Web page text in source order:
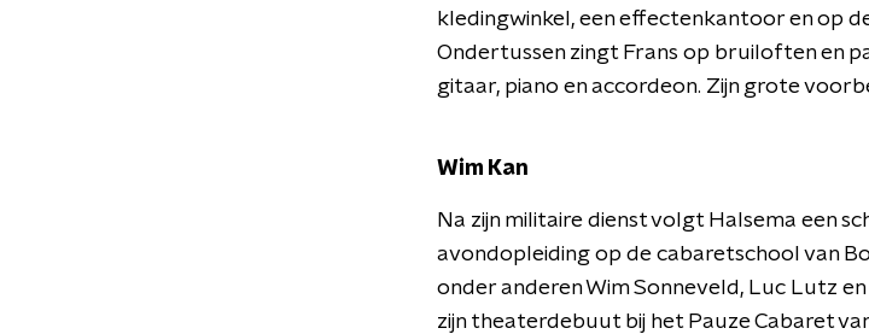
kledingwinkel, een effectenkantoor en op
Ondertussen zingt Frans op bruiloften en
gitaar, piano en accordeon. Zijn grote
Wim Kan
Na zijn militaire dienst volgt Halsema een
avondopleiding op de cabaretschool van
onder anderen Wim Sonneveld, Luc Lutz
zijn theaterdebuut bij het Pauze Cabaret